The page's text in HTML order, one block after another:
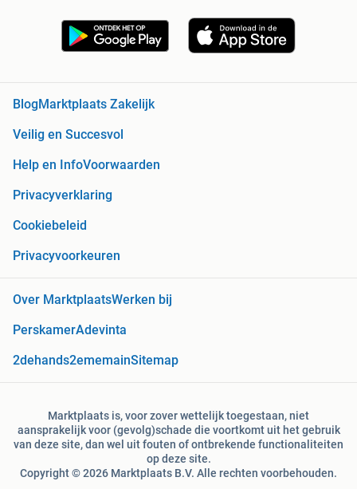
BlogMarktplaats Zakelijk
Veilig en Succesvol
Help en InfoVoorwaarden
Privacyverklaring
Cookiebeleid
Privacyvoorkeuren
Over MarktplaatsWerken bij
PerskamerAdevinta
2dehands2ememainSitemap
Marktplaats is, voor zover wettelijk toegestaan, niet
aansprakelijk voor (gevolg)schade die voortkomt uit het gebruik
van deze site, dan wel uit fouten of ontbrekende functionaliteiten
op deze site.
Copyright © 2026 Marktplaats B.V. Alle rechten voorbehouden.